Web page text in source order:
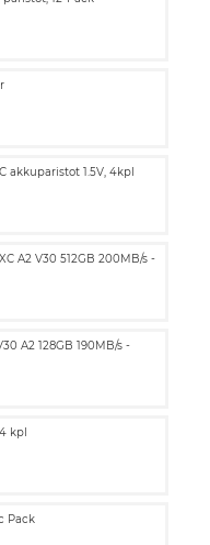
akkuparistot 1.5V, 4kpl
A2 V30 512GB 200MB/s -
A2 128GB 190MB/s -
kpl
Pack